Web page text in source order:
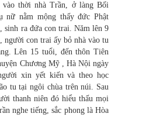
vào thời nhà Trần, ở làng Bối
nữ nằm mộng thấy đức Phật
sinh ra đứa con trai. Năm lên 9
người con trai ấy bỏ nhà vào tu
Lên 15 tuổi, đến thôn Tiên
Chương Mỹ , Hà Nội ngày
xin yết kiến và theo học
tu tại ngôi chùa trên núi. Sau
thanh niên đó hiểu thấu mọi
nghe tiếng, sắc phong là Hòa